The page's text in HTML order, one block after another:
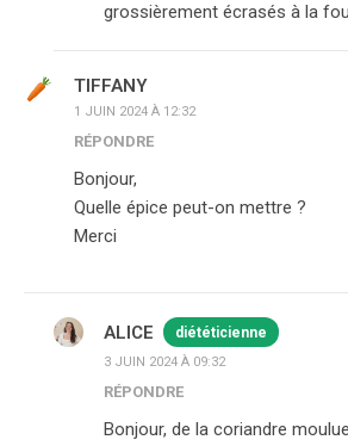
grossièrement écrasés à la
TIFFANY
1 JUIN 2024 À 12:32
RÉPONDRE
Bonjour,
Quelle épice peut-on mettre ?
Merci
ALICE diététicienne
3 JUIN 2024 À 09:32
RÉPONDRE
Bonjour, de la coriandre